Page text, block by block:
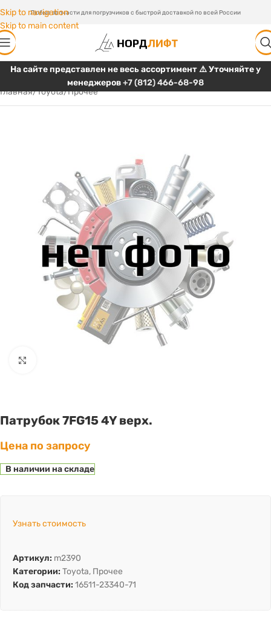
Skip to navigation
Skip to main content
Любые запчасти для погрузчиков с быстрой доставкой по всей России
На сайте представлен не весь ассортимент ⚠️ Уточняйте у
менеджеров+7 (812) 466-68-98
Главная/Toyota/Прочее
Патрубок 7FG15 4Y верх.
Цена по запросу
В наличии на складе
Узнать стоимость
Артикул: m2390
Категории: Toyota, Прочее
Код запчасти: 16511-23340-71